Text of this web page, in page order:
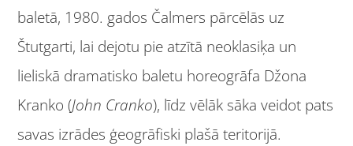
baletā, 1980. gados Čalmers pārcēlās uz
Štutgarti, lai dejotu pie atzītā neoklasiķa un
lieliskā dramatisko baletu horeogrāfa Džona
Kranko (John Cranko), līdz vēlāk sāka veidot pats
savas izrādes ģeogrāfiski plašā teritorijā.